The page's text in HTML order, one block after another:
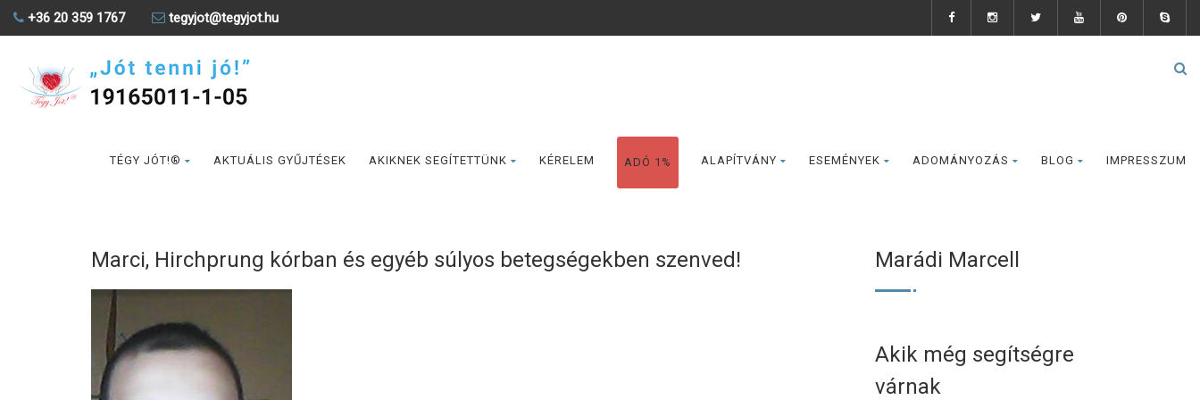
+36 20 359 1767 tegyjot@tegyjot.hu
TÉGY JÓT!® AKTUÁLIS GYŰJTÉSEK AKIKNEK SEGÍTETTÜNK KÉRELEM ADÓ 1% ALAPÍTVÁNY ESEMÉNYEK ADOMÁNYOZÁS BLOG IMPRESSZUM
Marci, Hirchprung kórban és egyéb súlyos betegségekben szenved! Marádi Marcell
Akik még segítségre
várnak